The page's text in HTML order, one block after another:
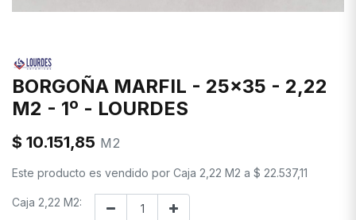
BORGOÑA MARFIL - 25x35 - 2,22
M2 - 1º - LOURDES
$ 10.151,85 M2
Este producto es vendido por Caja 2,22 M2 a $ 22.537,11
Caja 2,22 M2: